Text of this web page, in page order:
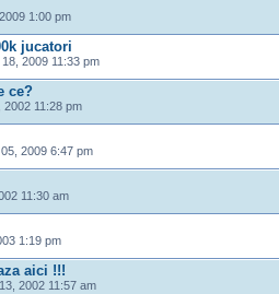
1:00 pm
jucatori
2009 11:33 pm
ce?
2002 11:28 pm
2009 6:47 pm
11:30 am
1:19 pm
aici !!!
2002 11:57 am